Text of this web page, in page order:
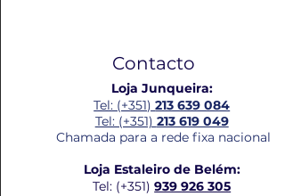
Contacto
Loja Junqueira:
Tel: (+351)213 639 084
Tel: (+351) 213 619 049
Chamada para a rede fixa nacional
Loja Estaleiro de Belém:
Tel: (+351)939 926 305